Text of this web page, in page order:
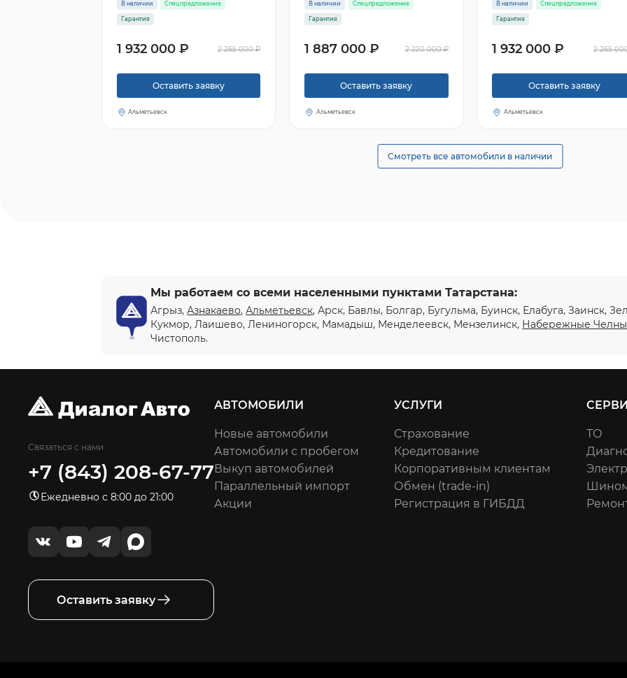
В наличии Спецпредложение
Гарантия
1 932 000 ₽ 2 265 000 ₽
Оставить заявку
Альметьевск
В наличии Спецпредложение
Гарантия
1 887 000 ₽ 2 220 000 ₽
Оставить заявку
Альметьевск
В наличии Спецпредложение
Гарантия
1 932 000 ₽ 2 265
Оставить заявку
Альметьевск
Смотреть все автомобили в наличии
Мы работаем со всеми населенными пунктами Татарстана:
Агрыз,Азнакаево,Альметьевск, Арск, Бавлы, Болгар, Бугульма, Буинск, Елабуга, Заинск,
Кукмор, Лаишево, Лениногорск, Мамадыш, Менделеевск, Мензелинск, Набережные Челны
Чистополь.
Связаться с нами
+7 (843) 208-67-77
Ежедневно с 8:00 до 21:00
Оставить заявку
АВТОМОБИЛИ
Новые автомобили
Автомобили с пробегом
Выкуп автомобилей
Параллельный импорт
Акции
УСЛУГИ
Страхование
Кредитование
Корпоративным клиентам
Обмен (trade-in)
Регистрация в ГИБДД
ТО